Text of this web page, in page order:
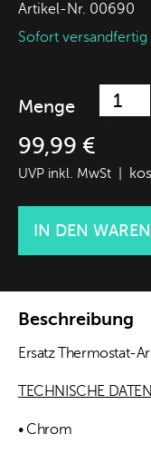
Artikel-Nr. 00690
Sofort
Menge
99,99 €
UVP inkl. MwSt |
IN DEN
Beschreibung
Ersatz Thermostat-
TECHNISCHE DATEN
• Chrom